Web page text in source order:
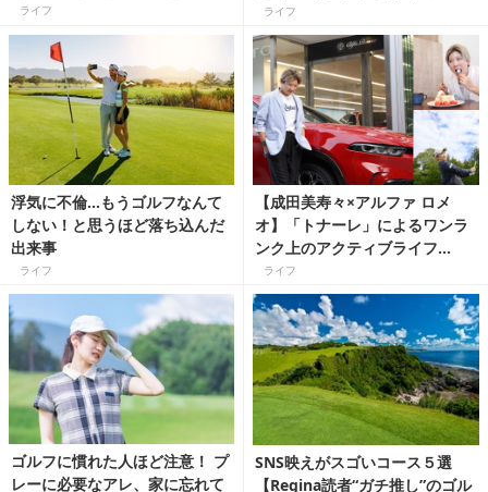
ライフ ライフ
浮気に不倫…もうゴルフなんて
しない！と思うほど落ち込んだ
出来事
ライフ
【成田美寿々×アルファ ロメ
オ】「トナーレ」によるワンラ
ンク上のアクティブライフ
vol.1
ライフ
ゴルフに慣れた人ほど注意！ プ
レーに必要なアレ、家に忘れて
SNS映えがスゴいコース５選
【Regina読者“ガチ推し”のゴル